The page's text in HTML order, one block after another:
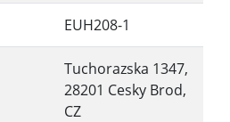
EUH208-1
Tuchorazska 1347,
28201 Cesky Brod,
CZ